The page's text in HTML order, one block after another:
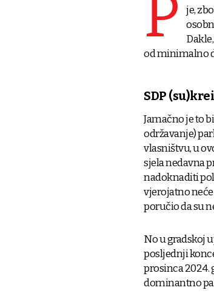
P
je,
od minimalno
SDP
Jamačno je to
održavanje)
vlasništvu, u
sjela nedavna
nadoknaditi
vjerojatno
poručio da su
No u gradskoj
posljednji
prosinca 2024.
dominantno